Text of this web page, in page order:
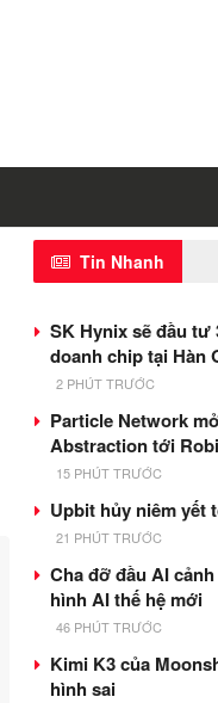
Tin Nhanh
SK Hynix sẽ đầu tư
doanh chip tại Hàn
2 PHÚT TRƯỚC
Particle Network
Abstraction tới
15 PHÚT TRƯỚC
Upbit hủy niêm yết
21 PHÚT TRƯỚC
Cha đỡ đầu AI
hình AI thế hệ mới
46 PHÚT TRƯỚC
Kimi K3 của
hình sai